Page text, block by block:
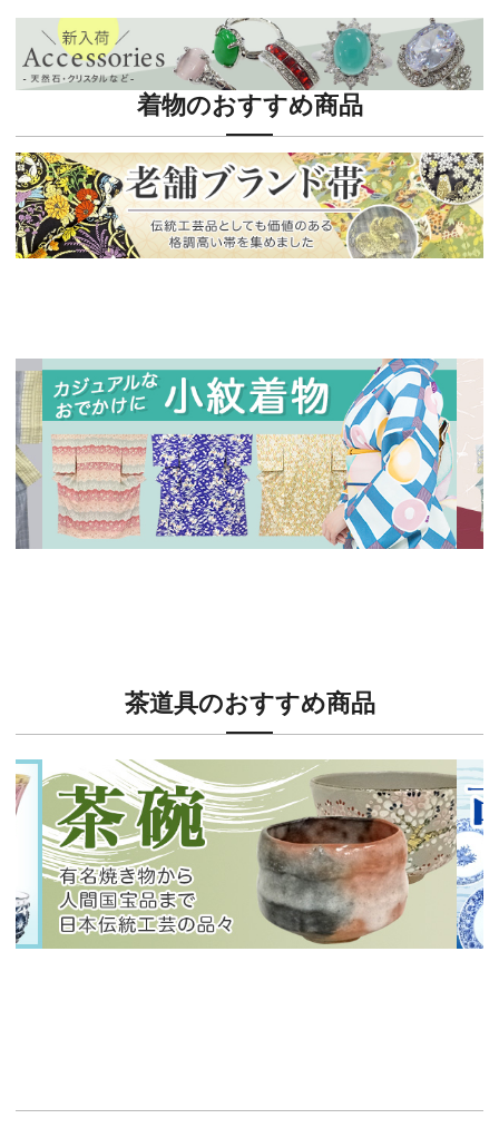
着物のおすすめ商品
茶道具のおすすめ商品